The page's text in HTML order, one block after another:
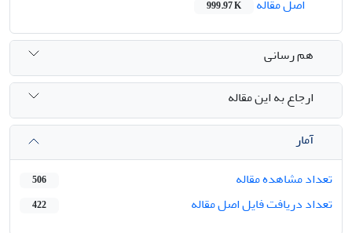
اصل مقاله
999.97 K
هم رسانی
ارجاع به این مقاله
آمار
تعداد مشاهده مقاله
506
تعداد دریافت فایل اصل مقاله 422